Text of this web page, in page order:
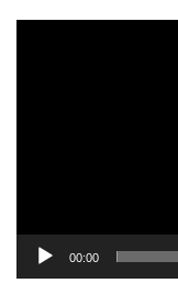
00:00